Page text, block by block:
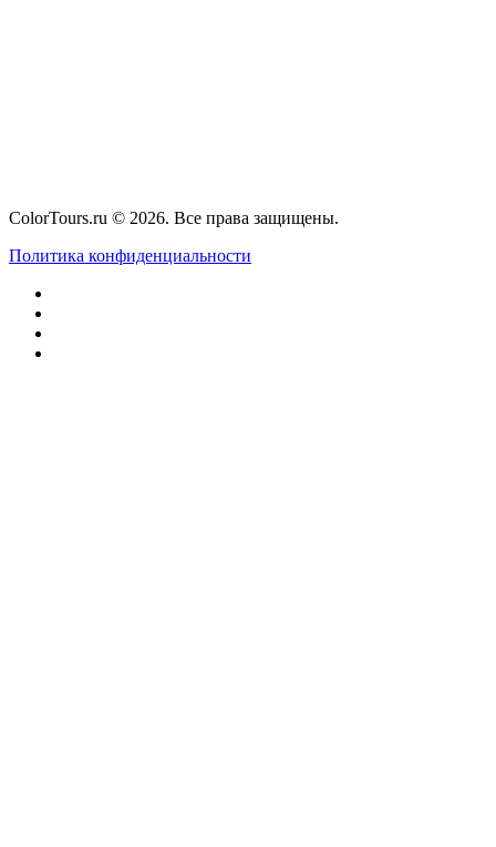
ColorTours.ru © 2026. Все права защищены.
Политика конфиденциальности